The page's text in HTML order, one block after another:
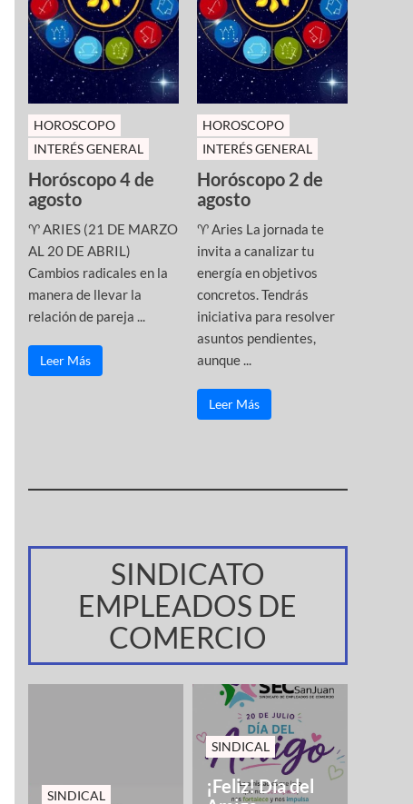
HOROSCOPO
INTERÉS GENERAL
Horóscopo 4 de
agosto
♈ ARIES (21 DE MARZO
AL 20 DE ABRIL)
Cambios radicales en la
manera de llevar la
relación de pareja ...
Leer Más
HOROSCOPO
INTERÉS GENERAL
Horóscopo 2 de
agosto
♈ Aries La jornada te
invita a canalizar tu
energía en objetivos
concretos. Tendrás
iniciativa para resolver
asuntos pendientes,
aunque ...
Leer Más
SINDICATO
EMPLEADOS DE
COMERCIO
SINDICAL
SINDICAL
¡Feliz! Día del